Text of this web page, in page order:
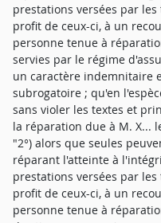
prestations versées par
profit de ceux-ci, à un
personne tenue à
servies par le régime
un caractère indemnitaire
subrogatoire ; qu'en
sans violer les textes et
la réparation due à M. X...
"2°) alors que seules
réparant l'atteinte à
prestations versées par
profit de ceux-ci, à un
personne tenue à